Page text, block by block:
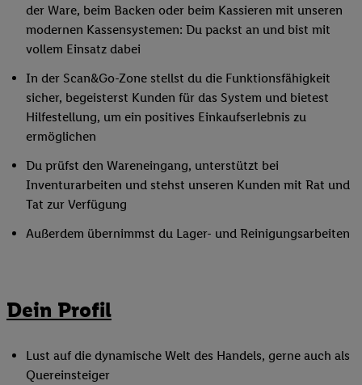
der Ware, beim Backen oder beim Kassieren mit unseren
modernen Kassensystemen: Du packst an und bist mit
vollem Einsatz dabei
In der Scan&Go-Zone stellst du die Funktionsfähigkeit
sicher, begeisterst Kunden für das System und bietest
Hilfestellung, um ein positives Einkaufserlebnis zu
ermöglichen
Du prüfst den Wareneingang, unterstützt bei
Inventurarbeiten und stehst unseren Kunden mit Rat und
Tat zur Verfügung
Außerdem übernimmst du Lager- und Reinigungsarbeiten
Dein Profil
Lust auf die dynamische Welt des Handels, gerne auch als
Quereinsteiger